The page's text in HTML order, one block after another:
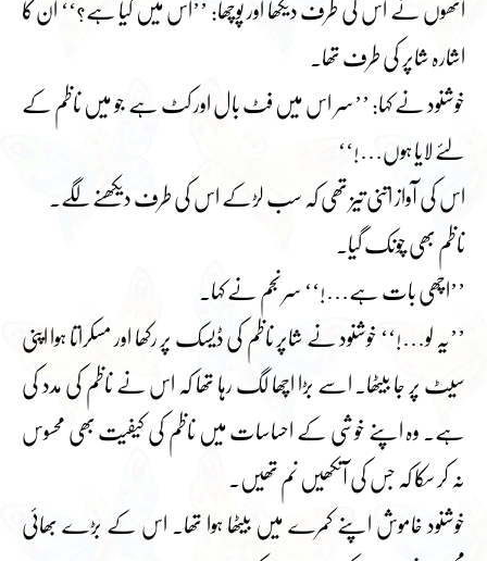
انھوں نے اس کی طرف دیکھا اور پوچھا: ’’اس میں کیا ہے؟‘‘ ان کا
اشارہ شاپر کی طرف تھا۔
خوشنود نے کہا: ’’سر اس میں فٹ بال اور کٹ ہے جو میں ناظم کے
لئے لایا ہوں…!‘‘
اس کی آواز اتنی تیز تھی کہ سب لڑکے اس کی طرف دیکھنے لگے۔
ناظم بھی چونک گیا۔
’’اچھی بات ہے…!‘‘ سر نجم نے کہا۔
’’یہ لو…!‘‘ خوشنود نے شاپر ناظم کی ڈیسک پر رکھا اور مسکراتا ہوا اپنی
سیٹ پر جا بیٹھا۔ اسے بڑا اچھا لگ رہا تھا کہ اس نے ناظم کی مدد کی
ہے۔ وہ اپنے خوشی کے احساسات میں ناظم کی کیفیت بھی محسوس
نہ کر سکا کہ جس کی آنکھیں نم تھیں۔
خوشنود خاموش اپنے کمرے میں بیٹھا ہوا تھا۔ اس کے بڑے بھائی